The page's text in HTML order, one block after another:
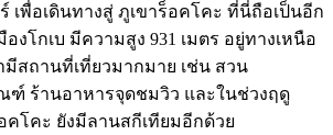
เพื่อเดินทางสู่ ภูเขาร็อคโคะ ที่นี่ถือเป็นอีก
โกเบ มีความสูง 931 เมตร อยู่ทางเหนือ
มีสถานที่เที่ยวมากมาย เช่น สวน
ร้านอาหารจุดชมวิว และในช่วงฤดู
โคะ ยังมีลานสกีเทียมอีกด้วย